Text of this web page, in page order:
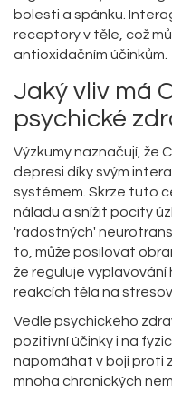
bolesti a spánku.
receptory v těle, což
antioxidačním účinkům.
Jaký vliv má
psychické
Výzkumy naznačují, že
depresi díky svým
systémem. Skrze tuto
náladu a snížit pocity
'radostných'
to, může posilovat
že reguluje vyplavování
reakcích těla na
Vedle psychického
pozitivní účinky i na
napomáhat v boji proti
mnoha chronických